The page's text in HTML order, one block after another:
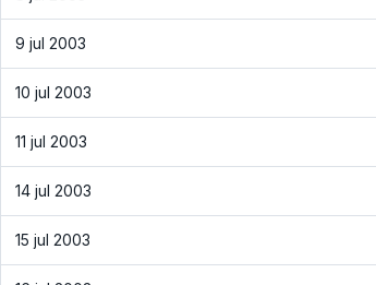
9 jul 2003
10 jul 2003
11 jul 2003
14 jul 2003
15 jul 2003